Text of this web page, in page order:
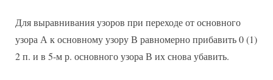
Для выравнивания узоров при переходе от основного
узора А к основному узору В равномерно прибавить 0 (1)
2 п. и в 5-м р. основного узора В их снова убавить.